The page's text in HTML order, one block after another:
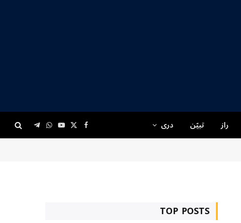
راز تبیّن دری Facebook
X
(Twitter)
YouTube
WhatsApp
Telegram
TOP POSTS